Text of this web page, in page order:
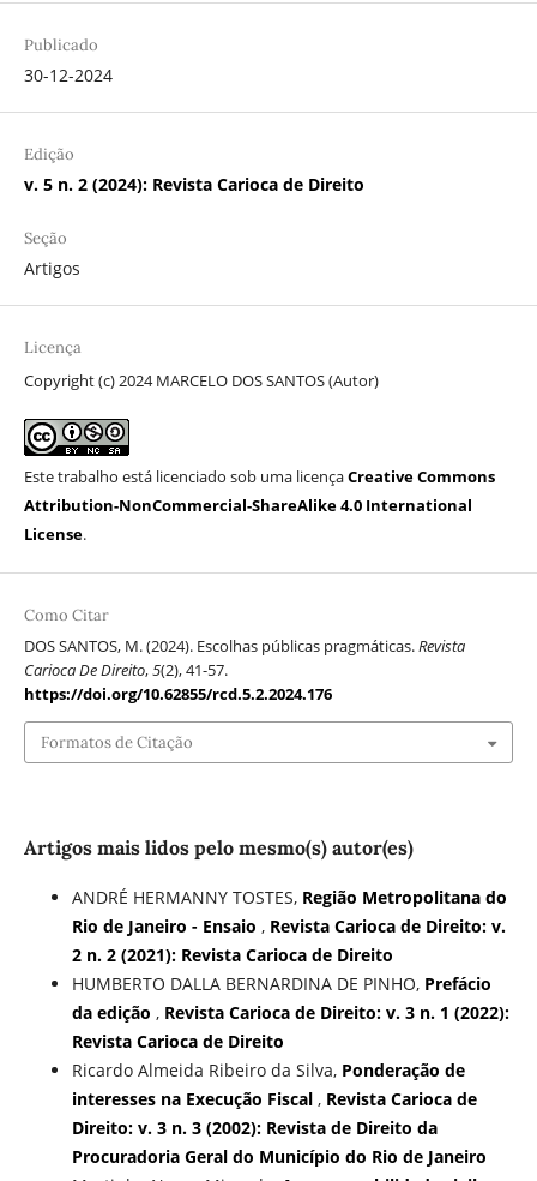
Publicado
30-12-2024
Edição
v. 5 n. 2 (2024): Revista Carioca de Direito
Seção
Artigos
Licença
Copyright (c) 2024 MARCELO DOS SANTOS (Autor)
Este trabalho está licenciado sob uma licençaCreative Commons
Attribution-NonCommercial-ShareAlike 4.0 International
License.
Como Citar
DOS SANTOS, M. (2024). Escolhas públicas pragmáticas.Revista
Carioca De Direito,5(2), 41-57.
https://doi.org/10.62855/rcd.5.2.2024.176
Formatos de Citação
Artigos mais lidos pelo mesmo(s) autor(es)
ANDRÉ HERMANNY TOSTES, Região Metropolitana do
Rio de Janeiro - Ensaio , Revista Carioca de Direito: v.
2 n. 2 (2021): Revista Carioca de Direito
HUMBERTO DALLA BERNARDINA DE PINHO, Prefácio
da edição , Revista Carioca de Direito: v. 3 n. 1 (2022):
Revista Carioca de Direito
Ricardo Almeida Ribeiro da Silva, Ponderação de
interesses na Execução Fiscal , Revista Carioca de
Direito: v. 3 n. 3 (2002): Revista de Direito da
Procuradoria Geral do Município do Rio de Janeiro